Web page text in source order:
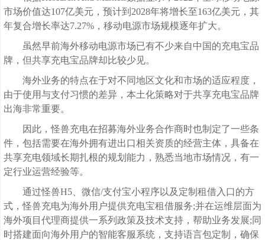
市场价值达107亿美元，预计到2028年将增长至163亿美元，其
年复合增长率达7.27%，移动电源市场规模逐年扩大。
虽然早前海外移动电源市场已有不少来自中国的充电宝品
牌，但共享充电宝品牌却比较少见。
海外业务的特点在于对不同地区文化和市场的适应程度，
由于使用与支付习惯的差异，本土化策略对于共享充电宝品牌
出海非常重要。
因此，怪兽充电在招募海外业务合作商时也制定了一些条
件，包括需要在海外拥有进出口相关资质的经营主体，具备在
共享充电领域长期扎根的规划能力，熟悉当地市场情况，有一
定行业运营经验等。
通过怪兽H5、微信/支付宝小程序以及定制租借入口的方
式，怪兽充电为海外用户提供充电宝租借服务;并在运维层面为
海外项目代理商提供一系列政策及技术支持，帮助业务发展;同
时搭建面向海外用户的智能客服系统，支持语言包定制，确保